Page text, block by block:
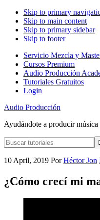
Skip to primary
Skip to main content
Skip to primary sidebar
Skip to footer
Servicio Mezcla y
Cursos Premium
Audio Producción
Tutoriales Gratuitos
Login
Audio Producción
Ayudándote a producir
Buscar
tutoriales
10 April, 2019 PorHéctor Jon
¿Cómo crecí mi